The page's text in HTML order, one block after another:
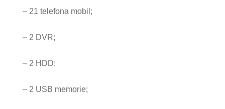
– 21 telefona mobil;
– 2 DVR;
– 2 HDD;
– 2 USB memorie;